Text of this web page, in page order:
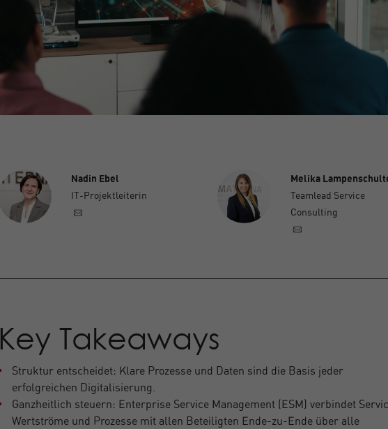
Nadin Ebel
IT-Projektleiterin
Melika
Teamlead Service
Consulting
Key Takeaways
Struktur entscheidet: Klare Prozesse und Daten sind die Basis jeder
erfolgreichen Digitalisierung.
Ganzheitlich steuern: Enterprise Service Management (ESM) verbindet
Wertströme und Prozesse mit allen Beteiligten Ende-zu-Ende über alle